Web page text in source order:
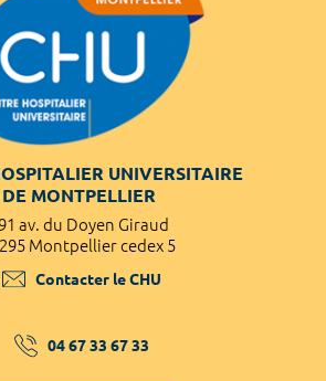
UNIVERSITAIRE
DE MONTPELLIER
av. du Doyen Giraud
Montpellier cedex 5
Contacter le CHU
04 67 33 67 33